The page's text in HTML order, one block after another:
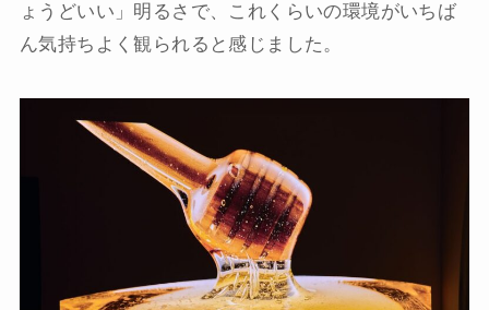
ょうどいい」明るさで、これくらいの環境がいちば
ん気持ちよく観られると感じました。